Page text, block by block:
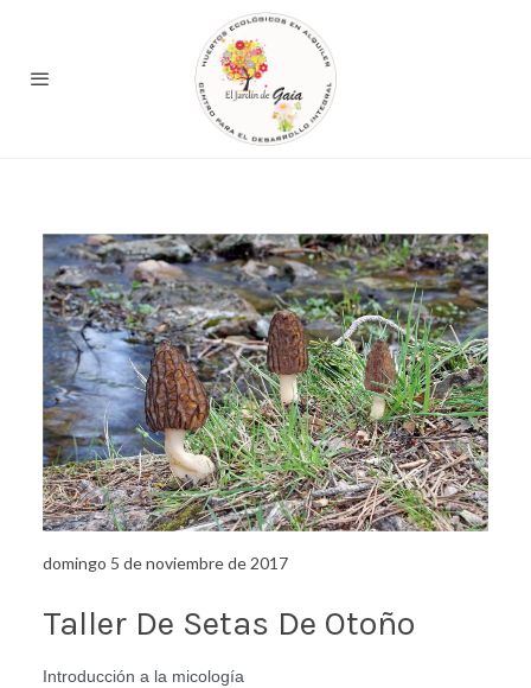
domingo 5 de noviembre de 2017
Taller De Setas De Otoño
Introducción a la micología